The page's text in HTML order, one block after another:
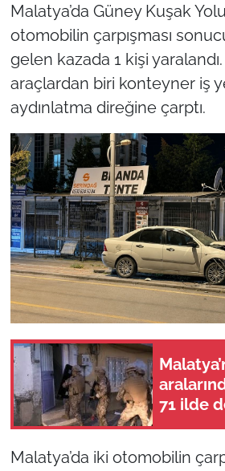
Malatya’da Güney Kuşak
otomobilin çarpışması
gelen kazada 1 kişi
araçlardan biri konteyner iş
aydınlatma direğine çarptı.
71 ilde
844
Malatya’da iki otomobilin